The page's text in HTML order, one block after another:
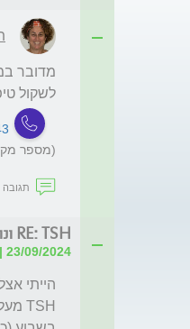
לשקול
(מספר
תגובה
RE: TSH ונוגדנים (פלוס כנראה תחילת הריון) (לת
23/09/2024 | 21:24 | מאת: אנונימית